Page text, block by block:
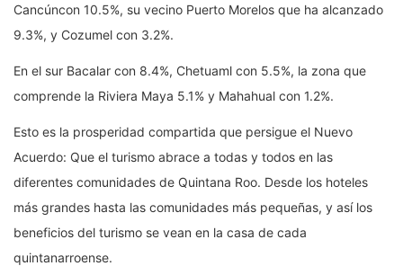
Cancúncon 10.5%, su vecino Puerto Morelos que ha alcanzado
9.3%, y Cozumel con 3.2%.
En el sur Bacalar con 8.4%, Chetuaml con 5.5%, la zona que
comprende la Riviera Maya 5.1% y Mahahual con 1.2%.
Esto es la prosperidad compartida que persigue el Nuevo
Acuerdo: Que el turismo abrace a todas y todos en las
diferentes comunidades de Quintana Roo. Desde los hoteles
más grandes hasta las comunidades más pequeñas, y así los
beneficios del turismo se vean en la casa de cada
quintanarroense.